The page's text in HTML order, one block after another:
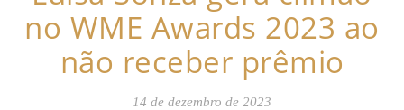
no WME Awards 2023 ao
não receber prêmio
14 de dezembro de 2023